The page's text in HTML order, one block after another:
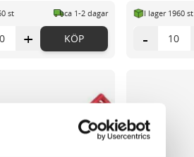
st ca 1-2 dagar
+ KÖP
I lager 1960 st
-